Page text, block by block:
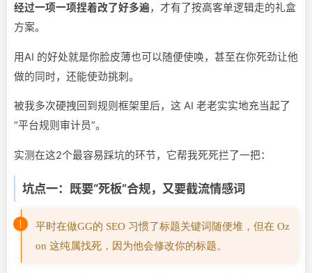
经过一项一项捏着改了好多遍，才有了按高客单逻辑走的礼盒
方案。
用AI 的好处就是你脸皮薄也可以随便使唤，甚至在你死劲让他
做的同时，还能使劲挑刺。
被我多次硬拽回到规则框架里后，这 AI 老老实实地充当起了
“平台规则审计员”。
实测在这2个最容易踩坑的环节，它帮我死死拦了一把：
坑点一：既要“死板”合规，又要截流情感词
平时在做GG的 SEO 习惯了标题关键词随便堆，但在 Oz
on 这纯属找死，因为他会修改你的标题。